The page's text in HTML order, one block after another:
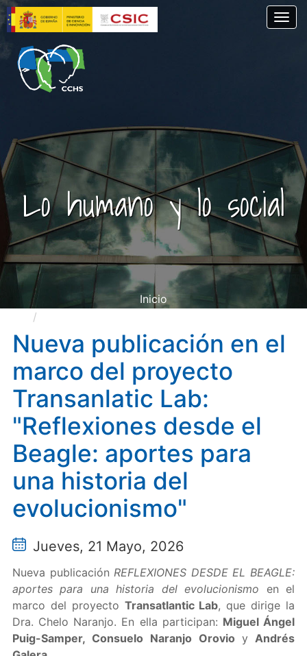
Pasar
al
contenido
principal
Lo humano y lo social
Inicio
Transanlatic Lab: "Reflexiones desde el Beagle:
aportes para una historia del evolucionismo"
Nueva publicación en el
marco del proyecto
Transanlatic Lab:
"Reflexiones desde el
Beagle: aportes para
una historia del
evolucionismo"
Jueves, 21 Mayo, 2026
Nueva publicación REFLEXIONES DESDE EL BEAGLE:
aportes para una historia del evolucionismo en el
marco del proyecto Transatlantic Lab, que dirige la
Dra. Chelo Naranjo. En ella participan: Miguel Ángel
Puig-Samper, Consuelo Naranjo Orovioy Andrés